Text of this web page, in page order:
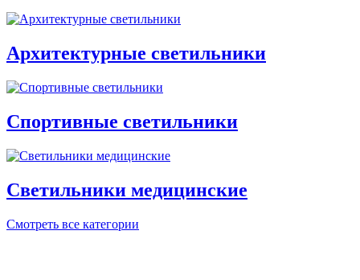
Архитектурные светильники
Спортивные светильники
Светильники медицинские
Смотреть все категории